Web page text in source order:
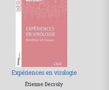
Expériences en virologie
Étienne Decroly